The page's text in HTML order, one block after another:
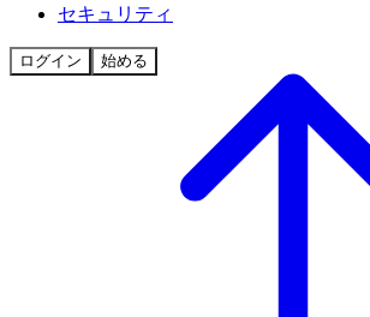
セキュリティ
ログイン 始める